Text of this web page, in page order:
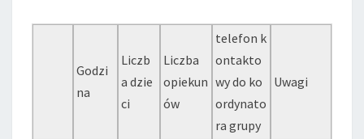
Godzi
na
Liczb
a dzie
ci
Liczba
opiekun
ów
telefon k
ontakto
wy do ko
ordynato
ra grupy
Uwagi